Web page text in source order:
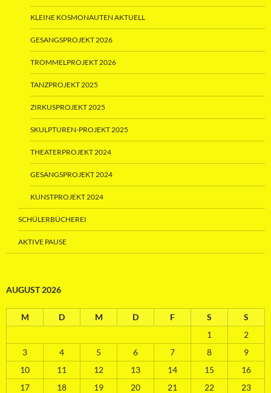
KLEINE KOSMONAUTEN AKTUELL
GESANGSPROJEKT 2026
TROMMELPROJEKT 2026
TANZPROJEKT 2025
ZIRKUSPROJEKT 2025
SKULPTUREN-PROJEKT 2025
THEATERPROJEKT 2024
GESANGSPROJEKT 2024
KUNSTPROJEKT 2024
SCHÜLERBÜCHEREI
AKTIVE PAUSE
AUGUST 2026
M D M D F S
S
1
2
3
4 5 6 7 8
9
10
11 12 13 14 15
16
17
18 19 20 21 22
23